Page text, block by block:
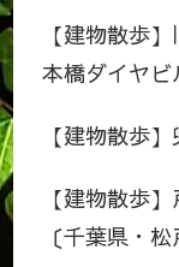
【建物散歩
本橋ダイヤ
【建物散歩
【建物散歩
〔千葉県・松